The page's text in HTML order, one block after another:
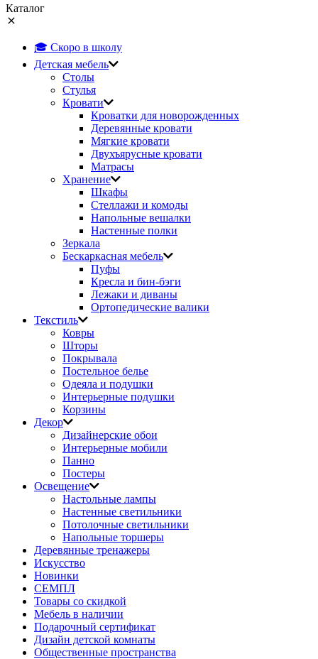
Каталог
🎓 Скоро в школу
Детская мебель
Столы
Стулья
Кровати
Кроватки для новорожденных
Деревянные кровати
Мягкие кровати
Двухъярусные кровати
Матрасы
Хранение
Шкафы
Стеллажи и комоды
Напольные вешалки
Настенные полки
Зеркала
Бескаркасная мебель
Пуфы
Кресла и бин-бэги
Лежаки и диваны
Ортопедические валики
Текстиль
Ковры
Шторы
Покрывала
Постельное белье
Одеяла и подушки
Интерьерные подушки
Корзины
Декор
Дизайнерские обои
Интерьерные мобили
Панно
Постеры
Освещение
Настольные лампы
Настенные светильники
Потолочные светильники
Напольные торшеры
Деревянные тренажеры
Искусство
Новинки
СЕМПЛ
Товары со скидкой
Мебель в наличии
Подарочный сертификат
Дизайн детской комнаты
Общественные пространства